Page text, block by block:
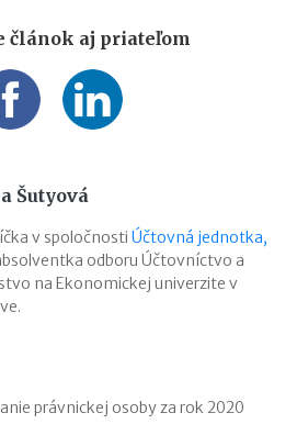
článok aj priateľom
Šutyová
v spoločnosti Účtovná jednotka,
odboru Účtovníctvo a
na Ekonomickej univerzite v
právnickej osoby za rok 2020